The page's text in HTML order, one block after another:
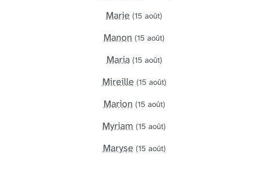
Marie (15 août)
Manon (15 août)
Maria (15 août)
Mireille (15 août)
Marion (15 août)
Myriam (15 août)
Maryse (15 août)